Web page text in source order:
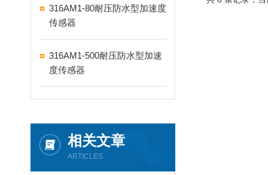
316AM1-80耐压防水型加速度
传感器
316AM1-500耐压防水型加速
度传感器
相关文章
ARTICLES